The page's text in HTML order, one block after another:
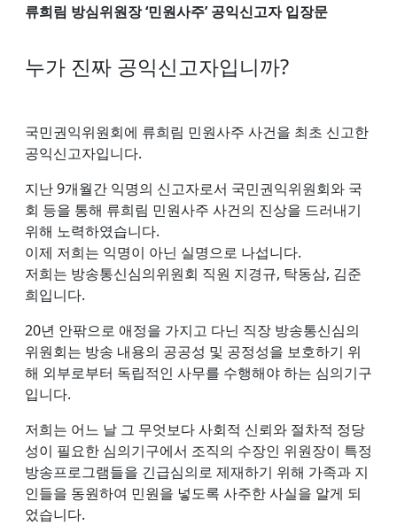
류희림 방심위원장 ‘민원사주’ 공익신고자 입장문
누가 진짜 공익신고자입니까?
국민권익위원회에 류희림 민원사주 사건을 최초 신고한
공익신고자입니다.
지난 9개월간 익명의 신고자로서 국민권익위원회와 국
회 등을 통해 류희림 민원사주 사건의 진상을 드러내기
위해 노력하였습니다.
이제 저희는 익명이 아닌 실명으로 나섭니다.
저희는 방송통신심의위원회 직원 지경규, 탁동삼, 김준
희입니다.
20년 안팎으로 애정을 가지고 다닌 직장 방송통신심의
위원회는 방송 내용의 공공성 및 공정성을 보호하기 위
해 외부로부터 독립적인 사무를 수행해야 하는 심의기구
입니다.
저희는 어느 날 그 무엇보다 사회적 신뢰와 절차적 정당
성이 필요한 심의기구에서 조직의 수장인 위원장이 특정
방송프로그램들을 긴급심의로 제재하기 위해 가족과 지
인들을 동원하여 민원을 넣도록 사주한 사실을 알게 되
었습니다.